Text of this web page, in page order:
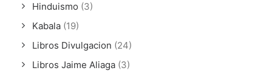
Hinduismo (3)
Kabala (19)
Libros Divulgacion (24)
Libros Jaime Aliaga (3)